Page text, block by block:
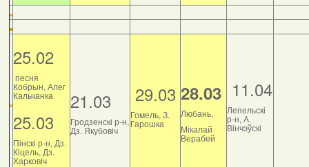
25.02
песня
Кобрын, Алег
Кальчанка
25.03
Пінскі р-н, Дз.
Кіцель, Дз.
Харковіч
21.03
Гродзенскі р-н,
Дз. Якубовіч
29.03
Гомель, З.
Гарошка
28.03
Любань,
Мікалай
Верабей
11.04
Лепельскі
р-н, А.
Вінчэўскі